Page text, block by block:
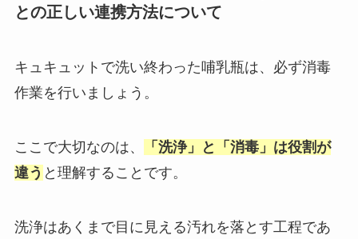
との正しい連携方法について
キュキュットで洗い終わった哺乳瓶は、必ず消毒
作業を行いましょう。
ここで大切なのは、
「洗浄」と「消毒」は役割が
違う と理解することです。
洗浄はあくまで目に見える汚れを落とす工程であ